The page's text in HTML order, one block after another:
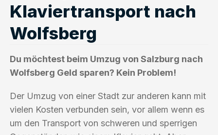
Klaviertransport nach
Wolfsberg
Du möchtest beim Umzug von Salzburg nach
Wolfsberg Geld sparen? Kein Problem!
Der Umzug von einer Stadt zur anderen kann mit
vielen Kosten verbunden sein, vor allem wenn es
um den Transport von schweren und sperrigen